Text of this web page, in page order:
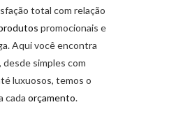
total com relação
promocionais e
Aqui você encontra
simples com
luxuosos, temos o
cada orçamento.